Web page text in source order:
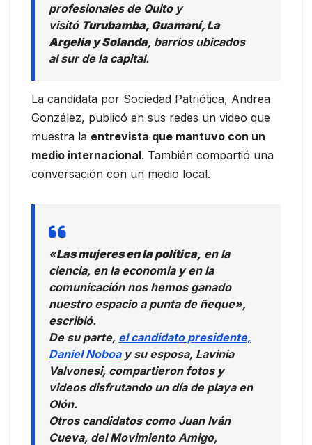
profesionales de Quito y
visitó Turubamba, Guamaní, La
Argelia y Solanda, barrios ubicados
al sur de la capital.
La candidata por Sociedad Patriótica, Andrea
González, publicó en sus redes un video que
muestra la entrevista que mantuvo con un
medio internacional. También compartió una
conversación con un medio local.
«Las mujeres en la política, en la
ciencia, en la economía y en la
comunicación nos hemos ganado
nuestro espacio a punta de ñeque»,
escribió.
De su parte, el candidato presidente,
Daniel Noboay su esposa, Lavinia
Valvonesi, compartieron fotos y
videos disfrutando un día de playa en
Olón.
Otros candidatos como Juan Iván
Cueva, del Movimiento Amigo,